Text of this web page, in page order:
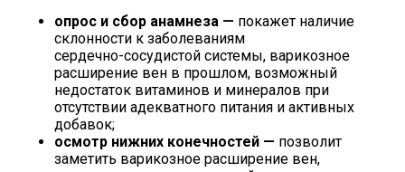
опрос и сбор анамнеза — покажет наличие
склонности к заболеваниям
сердечно-сосудистой системы, варикозное
расширение вен в прошлом, возможный
недостаток витаминов и минералов при
отсутствии адекватного питания и активных
добавок;
осмотр нижних конечностей — позволит
заметить варикозное расширение вен,